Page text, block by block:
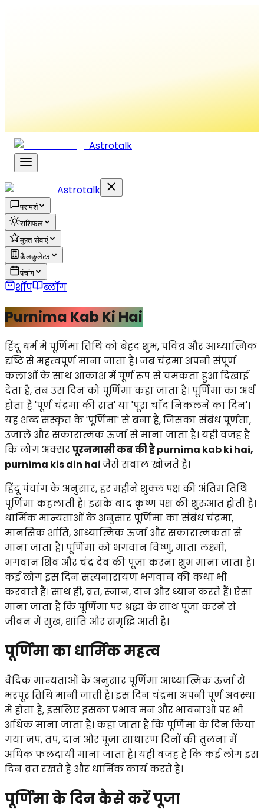
Astrotalk
Astrotalk
परामर्श
राशिफल
मुफ़्त सेवाएं
कैलकुलेटर
पंचांग
शॉप ब्लॉग
Purnima Kab Ki Hai
हिंदू धर्म में पूर्णिमा तिथि को बेहद शुभ, पवित्र और आध्यात्मिक
दृष्टि से महत्वपूर्ण माना जाता है। जब चंद्रमा अपनी संपूर्ण
कलाओं के साथ आकाश में पूर्ण रूप से चमकता हुआ दिखाई
देता है, तब उस दिन को पूर्णिमा कहा जाता है। पूर्णिमा का अर्थ
होता है 'पूर्ण चंद्रमा की रात' या 'पूरा चाँद निकलने का दिन'।
यह शब्द संस्कृत के 'पूर्णिमा' से बना है, जिसका संबंध पूर्णता,
उजाले और सकारात्मक ऊर्जा से माना जाता है। यही वजह है
कि लोग अक्सरपूरनमासी कब की है purnima kab ki hai,
purnima kis din haiजैसे सवाल खोजते हैं।
हिंदू पंचांग के अनुसार, हर महीने शुक्ल पक्ष की अंतिम तिथि
पूर्णिमा कहलाती है। इसके बाद कृष्ण पक्ष की शुरुआत होती है।
धार्मिक मान्यताओं के अनुसार पूर्णिमा का संबंध चंद्रमा,
मानसिक शांति, आध्यात्मिक ऊर्जा और सकारात्मकता से
माना जाता है। पूर्णिमा को भगवान विष्णु, माता लक्ष्मी,
भगवान शिव और चंद्र देव की पूजा करना शुभ माना जाता है।
कई लोग इस दिन सत्यनारायण भगवान की कथा भी
करवाते हैं। साथ ही, व्रत, स्नान, दान और ध्यान करते हैं। ऐसा
माना जाता है कि पूर्णिमा पर श्रद्धा के साथ पूजा करने से
जीवन में सुख, शांति और समृद्धि आती है।
पूर्णिमा का धार्मिक महत्व
वैदिक मान्यताओं के अनुसार पूर्णिमा आध्यात्मिक ऊर्जा से
भरपूर तिथि मानी जाती है। इस दिन चंद्रमा अपनी पूर्ण अवस्था
में होता है, इसलिए इसका प्रभाव मन और भावनाओं पर भी
अधिक माना जाता है। कहा जाता है कि पूर्णिमा के दिन किया
गया जप, तप, दान और पूजा साधारण दिनों की तुलना में
अधिक फलदायी माना जाता है। यही वजह है कि कई लोग इस
दिन व्रत रखते हैं और धार्मिक कार्य करते हैं।
पूर्णिमा के दिन कैसे करें पूजा